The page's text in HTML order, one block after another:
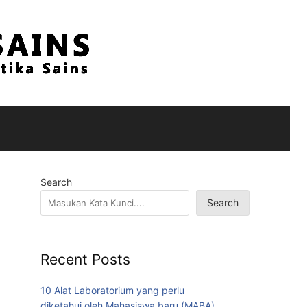
Search
Search
Recent Posts
10 Alat Laboratorium yang perlu